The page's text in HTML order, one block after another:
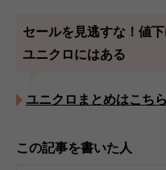
セールを見逃すな！値
ユニクロにはある
ユニクロまとめはこちら
この記事を書いた人